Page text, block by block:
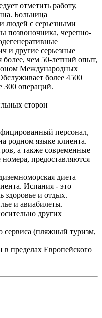
отметить работу,
Больница
людей с серьезными
позвоночника, черепно-
и другие серьезные
чем 50-летний опыт,
Международных
более 4500
300 операций.
сторон
персонал,
родном языке клиента.
а также современные
предоставляются
диета
Испания - это
здоровье и отдых.
и авиабилеты.
других
сервиса (пляжный туризм,
пределах Европейского